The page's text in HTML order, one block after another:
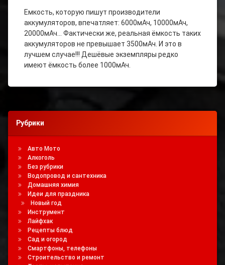
Емкость, которую пишут производители
аккумуляторов, впечатляет: 6000мАч, 10000мАч,
20000мАч… Фактически же, реальная ёмкость таких
аккумуляторов не превышает 3500мАч. И это в
лучшем случае!!! Дешёвые экземпляры редко
имеют ёмкость более 1000мАч.
Ёмкость
Аккумулятора
Реальная
Ёмкость
Аккумулятора
Рубрики
Авто Мото
Алкоголь
Без рубрики
Водопровод и сантехника
Домашняя химия
Идеи для праздника
Новый год
Инструмент
Лайфхак
Рецепты блюд
Сад и огород
Смартфоны, телефоны
Строительство и ремонт